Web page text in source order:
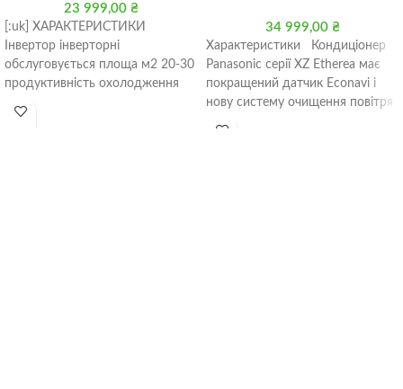
23 999,00 ₴
[:uk] ХАРАКТЕРИСТИКИ
Інвертор інверторні
обслуговується площа м2 20-30
продуктивність охолодження
34 999,00 ₴
Характеристики Кондиціонер
Panasonic серії XZ Etherea має
покращений датчик Econavi і
нову систему очищення повітря